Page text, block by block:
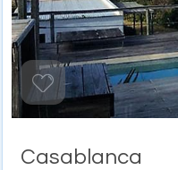
Casablanca